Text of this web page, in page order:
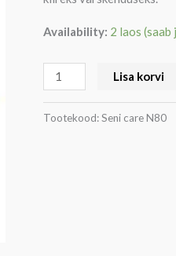
Availability: 2 laos
Lisa korvi
Tootekood:Seni care N80